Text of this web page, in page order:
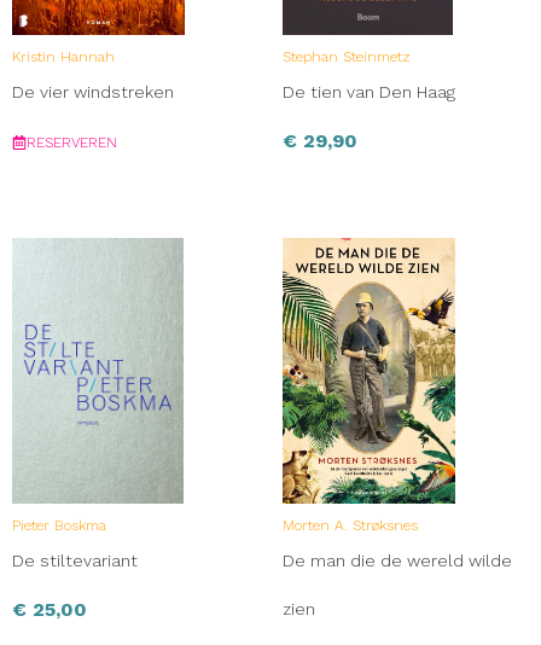
Kristin Hannah
De vier windstreken
RESERVEREN
Stephan Steinmetz
De tien van Den Haag
€ 29,90
Pieter Boskma
De stiltevariant
€ 25,00
Morten A. Strøksnes
De man die de wereld wilde
zien